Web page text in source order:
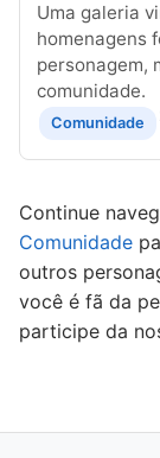
Uma galeria
homenagens
personagem,
comunidade.
Comunidade
Continue
Comunidade
outros
você é fã da
participe da